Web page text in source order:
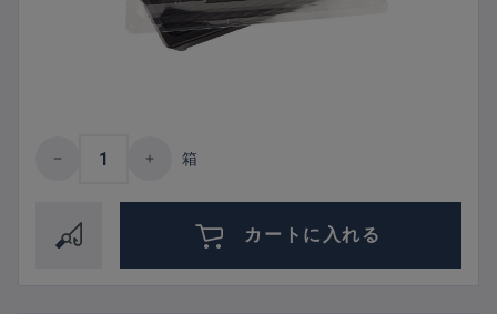
Product Quantity: Enter the desired
箱
カートに入れる